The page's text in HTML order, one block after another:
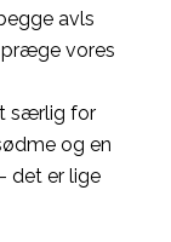
avls
præge vores
særlig for
og en
det er lige